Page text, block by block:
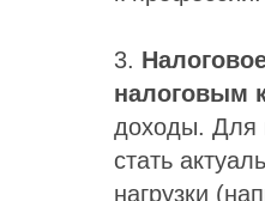
3.
налоговым
доходы. Для
стать
нагрузки